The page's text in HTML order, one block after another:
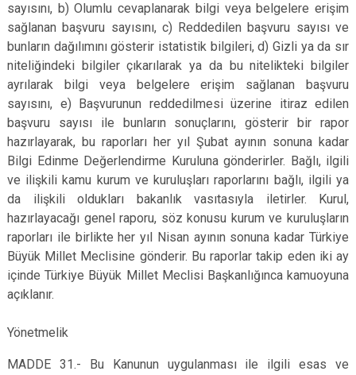
sayısını, b) Olumlu cevaplanarak bilgi veya belgelere erişim
sağlanan başvuru sayısını, c) Reddedilen başvuru sayısı ve
bunların dağılımını gösterir istatistik bilgileri, d) Gizli ya da sır
niteliğindeki bilgiler çıkarılarak ya da bu nitelikteki bilgiler
ayrılarak bilgi veya belgelere erişim sağlanan başvuru
sayısını, e) Başvurunun reddedilmesi üzerine itiraz edilen
başvuru sayısı ile bunların sonuçlarını, gösterir bir rapor
hazırlayarak, bu raporları her yıl Şubat ayının sonuna kadar
Bilgi Edinme Değerlendirme Kuruluna gönderirler. Bağlı, ilgili
ve ilişkili kamu kurum ve kuruluşları raporlarını bağlı, ilgili ya
da ilişkili oldukları bakanlık vasıtasıyla iletirler. Kurul,
hazırlayacağı genel raporu, söz konusu kurum ve kuruluşların
raporları ile birlikte her yıl Nisan ayının sonuna kadar Türkiye
Büyük Millet Meclisine gönderir. Bu raporlar takip eden iki ay
içinde Türkiye Büyük Millet Meclisi Başkanlığınca kamuoyuna
açıklanır.
Yönetmelik
MADDE 31.- Bu Kanunun uygulanması ile ilgili esas ve